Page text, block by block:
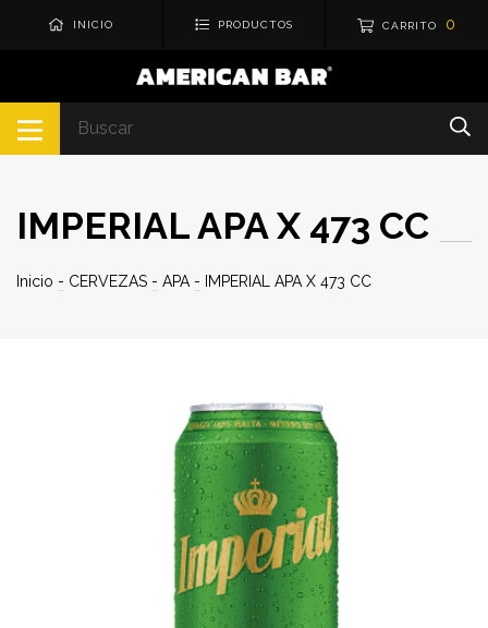
INICIO PRODUCTOS CARRITO 0
IMPERIAL APA X 473 CC
Inicio - CERVEZAS - APA - IMPERIAL APA X 473 CC